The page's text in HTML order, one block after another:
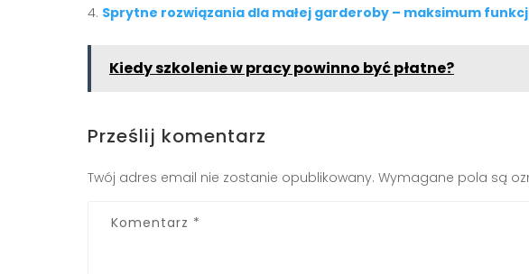
Sprytne rozwiązania dla małej garderoby – maksimum
Kiedy szkolenie w pracy powinno być płatne?
Prześlij komentarz
Twój adres email nie zostanie opublikowany. Wymagane pola są